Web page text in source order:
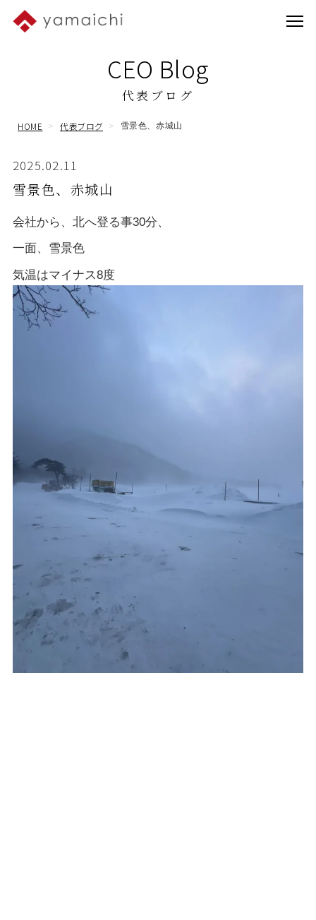
CEO Blog
代表ブログ
HOME 代表ブログ 雪景色、赤城山
2025.02.11
雪景色、赤城山
会社から、北へ登る事30分、
一面、雪景色
気温はマイナス8度